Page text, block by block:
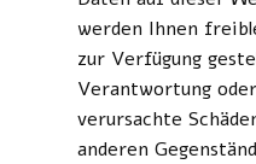
werden Ihnen
zur Verfügung
Verantwortung
verursachte
anderen